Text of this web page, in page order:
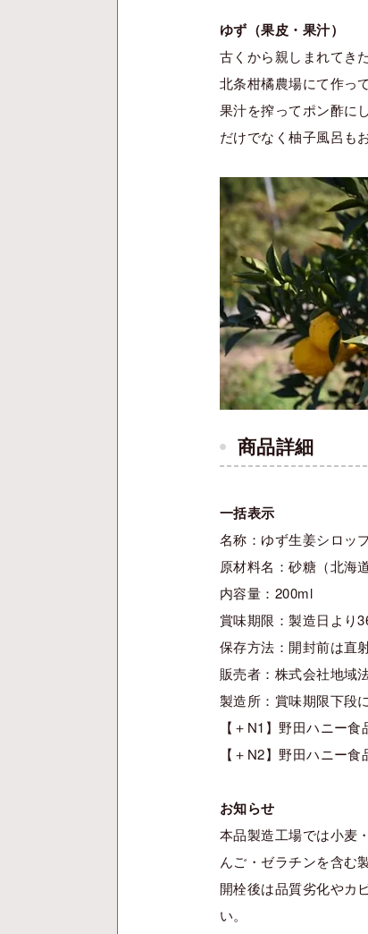
ゆず（果皮・果汁）
古くから親しまれてき
北条柑橘農場にて作っ
果汁を搾ってポン酢に
だけでなく柚子風呂も
商品詳細
一括表示
名称：ゆず生姜シロッ
原材料名：砂糖（北海
内容量：200ml
賞味期限：製造日より
保存方法：開封前は直
販売者：株式会社地域
製造所：賞味期限下段
【＋N1】野田ハニー
【＋N2】野田ハニー
お知らせ
本品製造工場では小麦
んご・ゼラチンを含む
開栓後は品質劣化やカ
い。